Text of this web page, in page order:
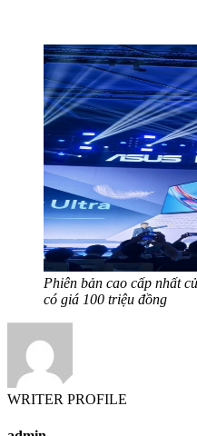
Phiên bản cao cấp nhất
có giá 100 triệu đồng
WRITER PROFILE